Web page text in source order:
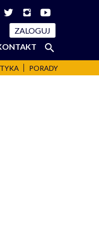
ZALOGUJ
Szukaj:
SZUKAJ
PORADY